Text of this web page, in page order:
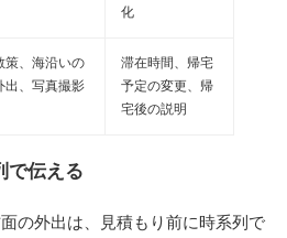
化
策、海沿いの
出、写真撮影
滞在時間、帰宅
予定の変更、帰
宅後の説明
で伝える
の外出は、見積もり前に時系列で